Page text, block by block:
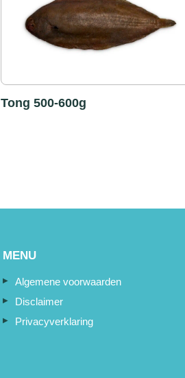
Tong 500-600g
MENU
Algemene voorwaarden
Disclaimer
Privacyverklaring